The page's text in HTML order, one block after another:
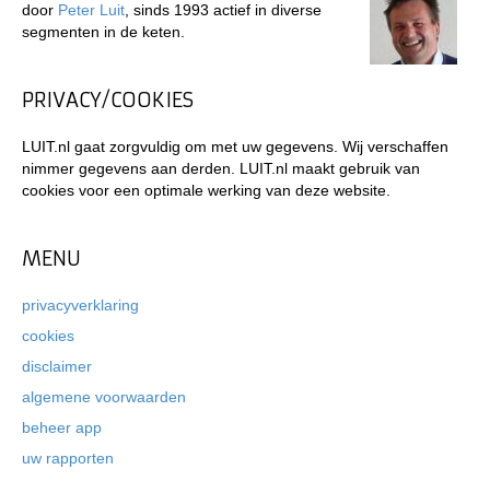
door Peter Luit, sinds 1993 actief in diverse
segmenten in de keten.
PRIVACY/COOKIES
LUIT.nl gaat zorgvuldig om met uw gegevens. Wij verschaffen
nimmer gegevens aan derden. LUIT.nl maakt gebruik van
cookies voor een optimale werking van deze website.
MENU
privacyverklaring
cookies
disclaimer
algemene voorwaarden
beheer app
uw rapporten